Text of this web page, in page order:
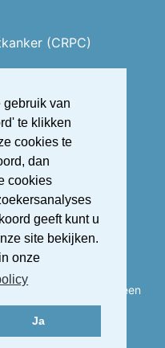
gebruik van
te klikken
cookies te
dan
cookies
geeft kunt u
site bekijken.
onze
Ja
(CRPC)
urologie
gemaakt door een
Astellas Pharma.